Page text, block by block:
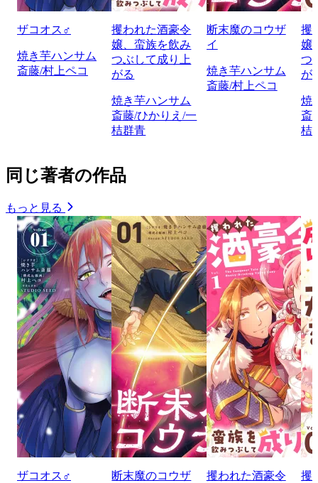
ザコオス♂
焼き芋ハンサム
斎藤/村上ペコ
攫われた酒豪令
嬢、蛮族を飲み
つぶして成り上
がる
焼き芋ハンサム
斎藤/ひかりえ/一
桔群青
断末魔のコウザ
イ
焼き芋ハンサム
斎藤/村上ペコ
攫
嬢
つ
が
焼
斎
桔
同じ著者の作品
もっと見る
ザコオス♂
断末魔のコウザ
攫われた酒豪令
攫